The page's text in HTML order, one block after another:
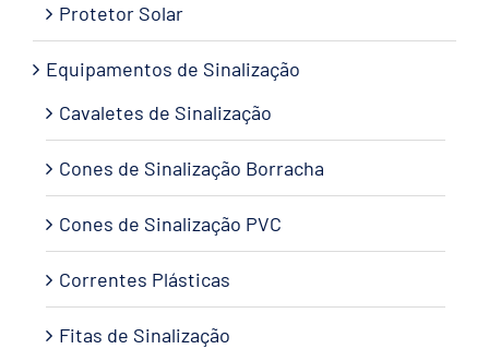
Protetor Solar
Equipamentos de Sinalização
Cavaletes de Sinalização
Cones de Sinalização Borracha
Cones de Sinalização PVC
Correntes Plásticas
Fitas de Sinalização